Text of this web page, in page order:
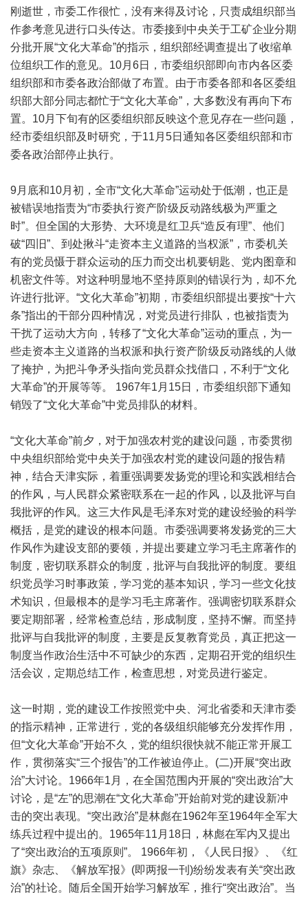
刚逝世，市委工作很忙，没有来得及讨论，只责成组织部当
作参考意见进行口头传达。市委接到中央关于工矿企业分期
分批开展“文化大革命”的指示，组织部经调查提出了收缩单
位组织工作的意见。10月6日，市委组织部即向市内各区委
组织部和市委各政治部做了布置。由于市委各部和各区委组
织部大部分同志都忙于“文化大革命”，大多数没有再向下布
置。10月下旬有的区委组织部反映这个意见存在一些问题，
经市委组织部及时研究，于11月5日通知各区委组织部和市
委各政治部停止执行。
9月底和10月初，全市“文化大革命”运动处于低潮，也正是
被错误地指责为“市委执行资产阶级反动路线极为严重之
时”。但全国的大形势、大环境是红卫兵“造反有理”、他们
破“四旧”、到处揪斗“走资本主义道路的当权派”，市委机关
有的党员慑于群众运动的压力而交出机要钥匙、党内图章和
机密文件等。对这种明显地不坚持原则的错误行为，却不允
许进行批评。“文化大革命”初期，市委组织部提出要按“十六
条”指出的干部分四种情况，对党员进行排队，也被指责为
干扰了运动大方向，转移了“文化大革命”运动的重点，为一
些走资本主义道路的当权派和执行资产阶级反动路线的人做
了掩护，为把斗争矛头指向党员群众找借口，不利于“文化
大革命”的开展等等。 1967年1月15日，市委组织部下通知
销毁了“文化大革命”中党员排队的材料。
“文化大革命”前夕，对于加强农村党的建设问题，市委贯彻
中央组织部给党中央关于加强农村党的建设问题的报告精
神，结合天津实际，着重强调要发扬党的理论和实践相结合
的作风，与人民群众紧密联系在一起的作风，以及批评与自
我批评的作风。这三大作风是毛泽东对党的建设经验的科学
概括，是党的建设的根本问题。市委强调要将发扬党的三大
作风作为建设支部的要领，并提出要建立学习毛主席著作的
制度，密切联系群众的制度，批评与自我批评的制度。要组
织党员学习时事政策，学习党的基本知识，学习一些文化技
术知识，但最根本的是学习毛主席著作。强调密切联系群众
要定期部署，经常检查总结，形成制度，坚持不懈。而坚持
批评与自我批评的制度，主要是反复教育党员，真正把这一
制度当作政治生活中不可缺少的东西，定期召开党的组织生
活会议，定期总结工作，检查思想，对党员进行鉴定。
这一时期，党的建设工作按照党中央、河北省委和天津市委
的指示精神，正常进行，党的各级组织能够充分发挥作用，
但“文化大革命”开始不久，党的组织很快就不能正常开展工
作，贯彻落实“三个报告”的工作被迫停止。(二)开展“突出政
治”大讨论。1966年1月，在全国范围内开展的“突出政治”大
讨论，是“左”的思潮在“文化大革命”开始前对党的建设新冲
击的突出表现。“突出政治”是林彪在1962年至1964年全军大
练兵过程中提出的。1965年11月18日，林彪在军内又提出
了“突出政治的五项原则”。 1966年初，《人民日报》、《红
旗》杂志、《解放军报》(即两报一刊)纷纷发表有关“突出政
治”的社论。随后全国开始学习解放军，推行“突出政治”。当